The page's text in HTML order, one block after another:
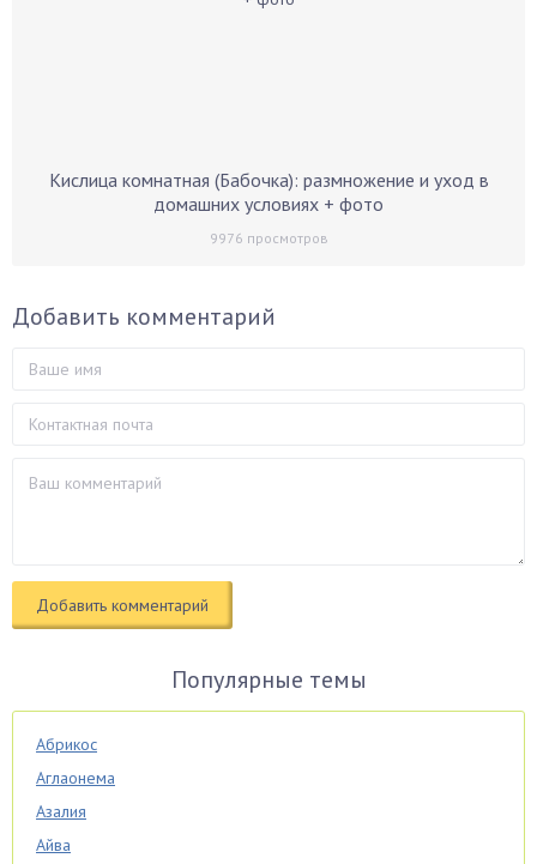
Кислица комнатная (Бабочка): размножение и уход в
домашних условиях + фото
9976 просмотров
Добавить комментарий
Популярные темы
Абрикос
Аглаонема
Азалия
Айва